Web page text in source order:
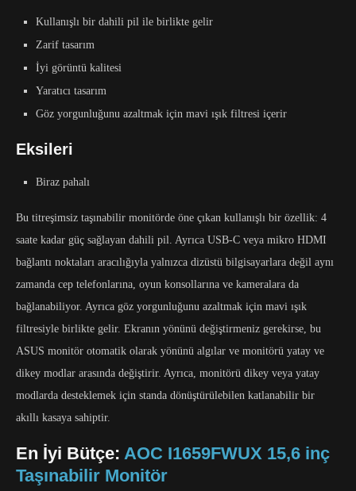
Kullanışlı bir dahili pil ile birlikte gelir
Zarif tasarım
İyi görüntü kalitesi
Yaratıcı tasarım
Göz yorgunluğunu azaltmak için mavi ışık filtresi içerir
Eksileri
Biraz pahalı
Bu titreşimsiz taşınabilir monitörde öne çıkan kullanışlı bir özellik: 4
saate kadar güç sağlayan dahili pil. Ayrıca USB-C veya mikro HDMI
bağlantı noktaları aracılığıyla yalnızca dizüstü bilgisayarlara değil aynı
zamanda cep telefonlarına, oyun konsollarına ve kameralara da
bağlanabiliyor. Ayrıca göz yorgunluğunu azaltmak için mavi ışık
filtresiyle birlikte gelir. Ekranın yönünü değiştirmeniz gerekirse, bu
ASUS monitör otomatik olarak yönünü algılar ve monitörü yatay ve
dikey modlar arasında değiştirir. Ayrıca, monitörü dikey veya yatay
modlarda desteklemek için standa dönüştürülebilen katlanabilir bir
akıllı kasaya sahiptir.
En İyi Bütçe: AOC I1659FWUX 15,6 inç
Taşınabilir Monitör